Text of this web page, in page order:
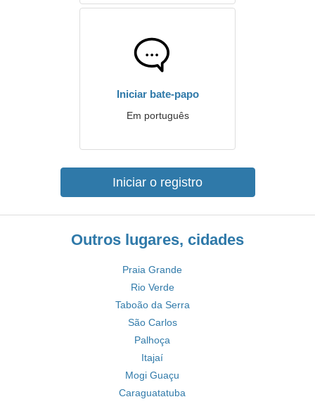
Iniciar bate-papo
Em português
Iniciar o registro
Outros lugares, cidades
Praia Grande
Rio Verde
Taboão da Serra
São Carlos
Palhoça
Itajaí
Mogi Guaçu
Caraguatatuba